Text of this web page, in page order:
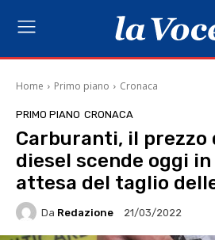
Home Primo piano Cronaca
PRIMO PIANO CRONACA
Carburanti, il prezzo
diesel scende oggi
attesa del taglio
Da Redazione 21/03/2022